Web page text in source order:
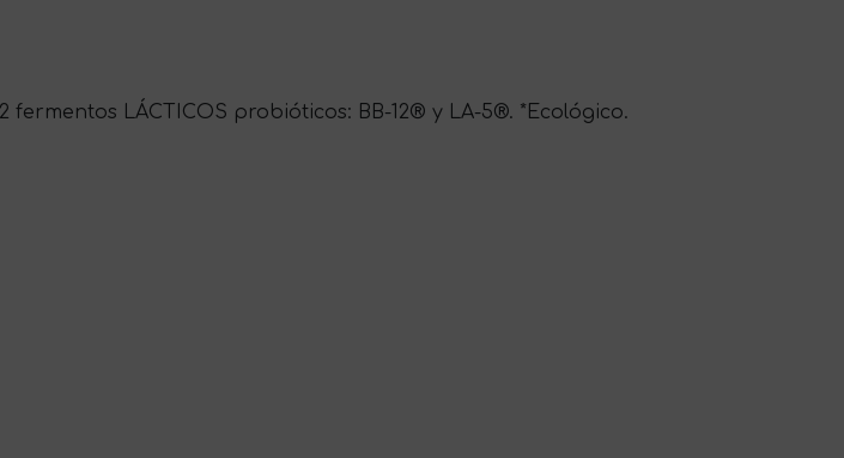
LÁCTICOS probióticos: BB-12® y LA-5®. *Ecológico.